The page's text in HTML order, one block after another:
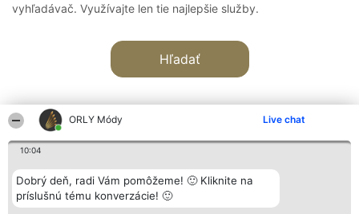
ORLY Módy Live chat
10:04
Dobrý deň, radi Vám pomôžeme! 🙂 Kliknite na
príslušnú tému konverzácie! 🙂
vyhľadávač. Využívajte len tie najlepšie služby.
Hľadať
Organizátor hodnotenia
Bright Side Solutions sp. z o.
o. sp. k.
Hodnotenie
Laureáti
Lista
Kontakt
Kontakt